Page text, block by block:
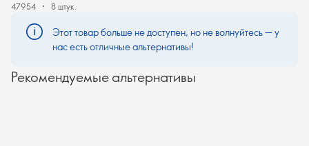
47954 8 штук.
Этот товар больше не доступен, но не волнуйтесь — у
нас есть отличные альтернативы!
Рекомендуемые альтернативы